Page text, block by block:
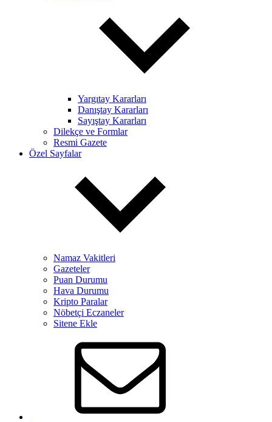
Yargıtay Kararları
Danıştay Kararları
Sayıştay Kararları
Dilekçe ve Formlar
Resmi Gazete
Özel Sayfalar
Namaz Vakitleri
Gazeteler
Puan Durumu
Hava Durumu
Kripto Paralar
Nöbetçi Eczaneler
Sitene Ekle